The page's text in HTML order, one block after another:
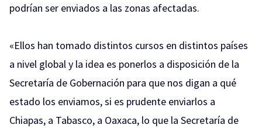
podrían ser enviados a las zonas afectadas.
«Ellos han tomado distintos cursos en distintos países
a nivel global y la idea es ponerlos a disposición de la
Secretaría de Gobernación para que nos digan a qué
estado los enviamos, si es prudente enviarlos a
Chiapas, a Tabasco, a Oaxaca, lo que la Secretaría de